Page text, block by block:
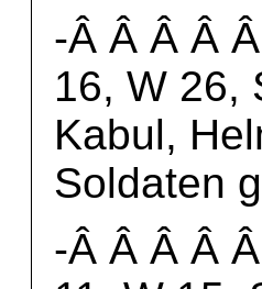
-Â Â Â Â
16, W 26,
Kabul,
Soldaten
-Â Â Â Â